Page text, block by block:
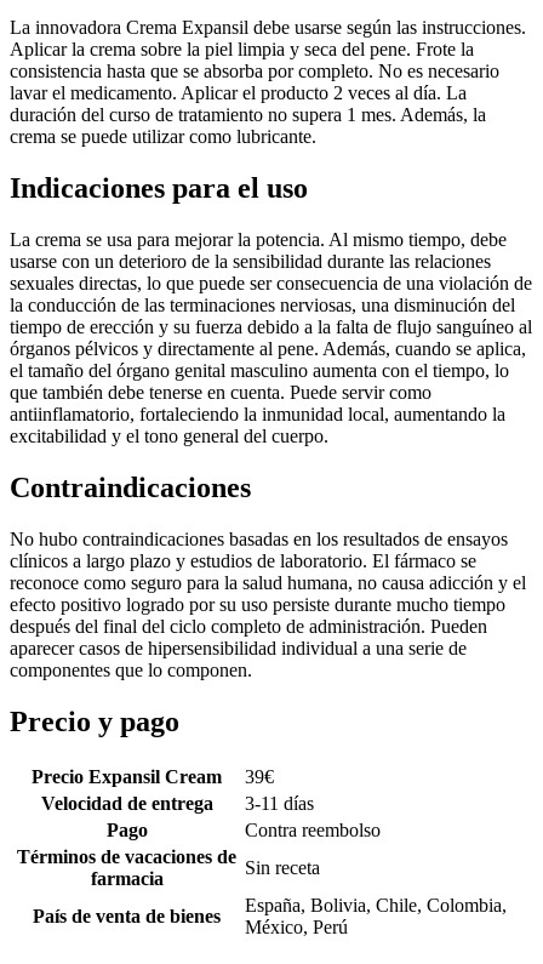
La innovadora Crema Expansil debe usarse según las instrucciones.
Aplicar la crema sobre la piel limpia y seca del pene. Frote la
consistencia hasta que se absorba por completo. No es necesario
lavar el medicamento. Aplicar el producto 2 veces al día. La
duración del curso de tratamiento no supera 1 mes. Además, la
crema se puede utilizar como lubricante.
Indicaciones para el uso
La crema se usa para mejorar la potencia. Al mismo tiempo, debe
usarse con un deterioro de la sensibilidad durante las relaciones
sexuales directas, lo que puede ser consecuencia de una violación de
la conducción de las terminaciones nerviosas, una disminución del
tiempo de erección y su fuerza debido a la falta de flujo sanguíneo al
órganos pélvicos y directamente al pene. Además, cuando se aplica,
el tamaño del órgano genital masculino aumenta con el tiempo, lo
que también debe tenerse en cuenta. Puede servir como
antiinflamatorio, fortaleciendo la inmunidad local, aumentando la
excitabilidad y el tono general del cuerpo.
Contraindicaciones
No hubo contraindicaciones basadas en los resultados de ensayos
clínicos a largo plazo y estudios de laboratorio. El fármaco se
reconoce como seguro para la salud humana, no causa adicción y el
efecto positivo logrado por su uso persiste durante mucho tiempo
después del final del ciclo completo de administración. Pueden
aparecer casos de hipersensibilidad individual a una serie de
componentes que lo componen.
Precio y pago
Precio Expansil Cream 39€
Velocidad de entrega
3-11 días
Pago
Contra reembolso
Términos de vacaciones de
farmacia
Sin receta
País de venta de bienes
España, Bolivia, Chile, Colombia,
México, Perú